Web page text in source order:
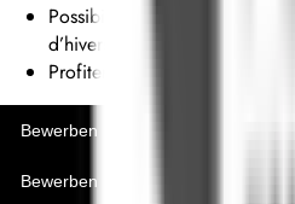
Possibilité d’évolution
d’hivers futures
Profiter du Réseau Relais et
Bewerben
Bewerben